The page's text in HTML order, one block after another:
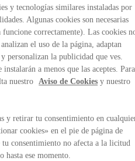
y tecnologías similares instaladas por
Algunas cookies son necesarias
correctamente). Las cookies
el uso de la página, adaptan
personalizan la publicidad que ves.
instalarán a menos que las aceptes. Para
nuestro
Aviso de Cookies y nuestro
y retirar tu consentimiento en
cookies» en el pie de página de
consentimiento no afecta a la licitud
hasta ese momento.